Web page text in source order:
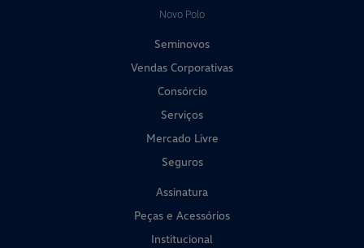
Novo Polo
Seminovos
Vendas Corporativas
Consórcio
Serviços
Mercado Livre
Seguros
Assinatura
Peças e Acessórios
Institucional